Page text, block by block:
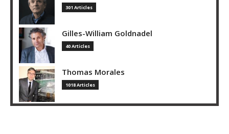
301 Articles
Gilles-William Goldnadel
40 Articles
Thomas Morales
1018 Articles